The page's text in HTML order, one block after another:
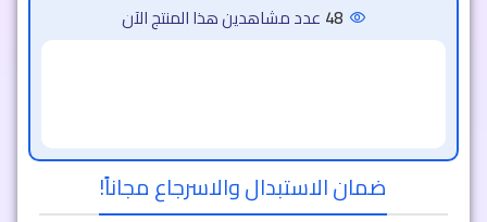
48 عدد مشاهدين هذا المنتج الآن
ضمان الاستبدال والاسرجاع مجاناً!